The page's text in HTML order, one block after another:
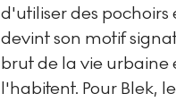
d'utiliser des
devint son motif
brut de la vie
l'habitent. Pour Blek,